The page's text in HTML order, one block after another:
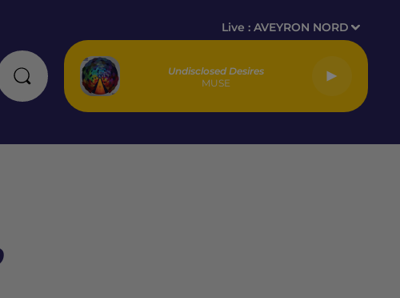
Live :AVEYRON NORD
Undisclosed Desires
MUSE